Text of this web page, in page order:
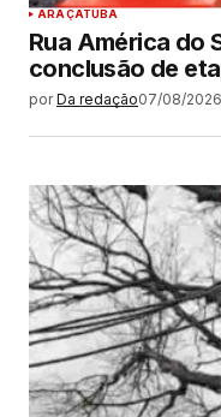
ARAÇATUBA
Rua América do
conclusão de
por Da redação07/08/2026